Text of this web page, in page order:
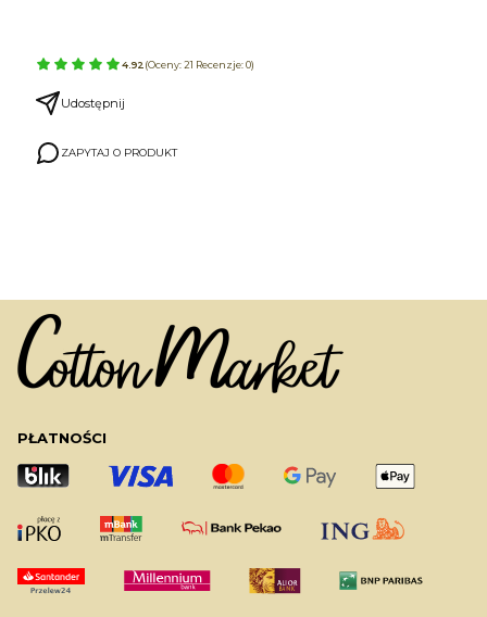
4.92 (Oceny: 21 Recenzje: 0)
Udostępnij
ZAPYTAJ O PRODUKT
PŁATNOŚCI